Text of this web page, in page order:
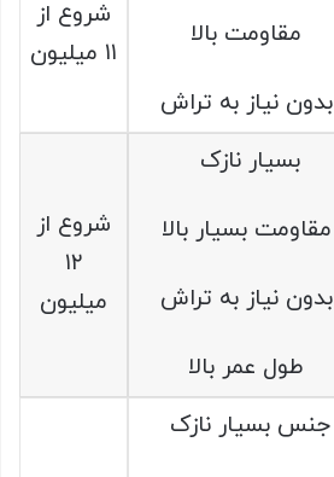
مقاومت بالا
بدون نیاز به تراش
شروع از
۱۱ میلیون
بسیار نازک
مقاومت بسیار بالا
بدون نیاز به تراش
طول عمر بالا
شروع از
۱۲
میلیون
جنس بسیار نازک